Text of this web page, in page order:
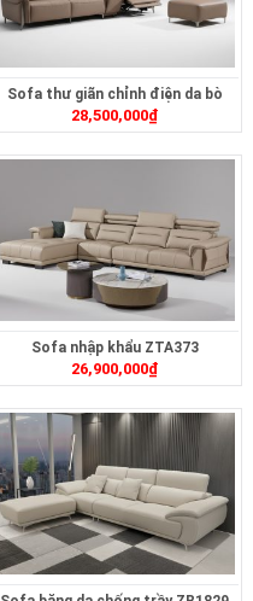
Sofa thư giãn chỉnh điện da bò
ZT269
28,500,000₫
Sofa nhập khẩu ZTA373
26,900,000₫